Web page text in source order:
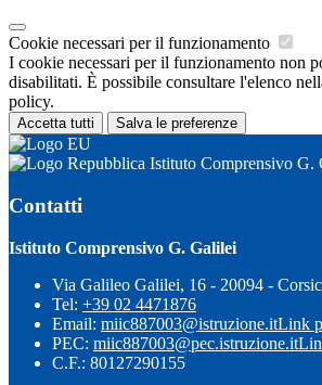
Cookie necessari per il funzionamento
I cookie necessari per il funzionamento non
disabilitati. È possibile consultare l'elenco
policy.
Accetta tutti Salva le preferenze
Istituto Comprensivo G.
Contatti
Istituto Comprensivo G. Galilei
Via Galileo Galilei, 16 - 20094 -
Tel: +39 02 4471876
Email: miic887003@istruzione.itLink
PEC: miic887003@pec.istruzione.it
C.F.: 80127290155